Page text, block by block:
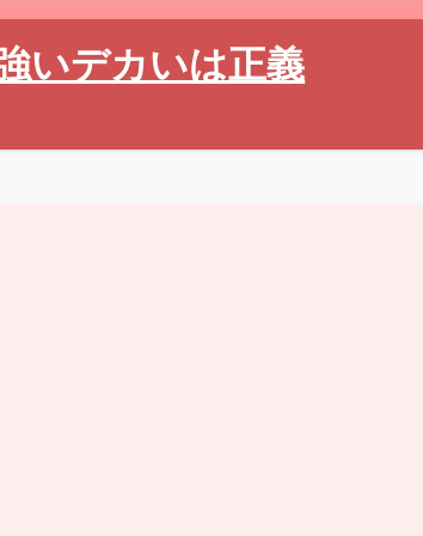
いデカいは正義